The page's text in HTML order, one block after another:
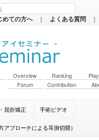
めての方へ ｜ よくある質問 ｜
Overview Ranking
Forum
Contribution
屈折矯正 手術ビデオ
アプローチによる耳側切開）